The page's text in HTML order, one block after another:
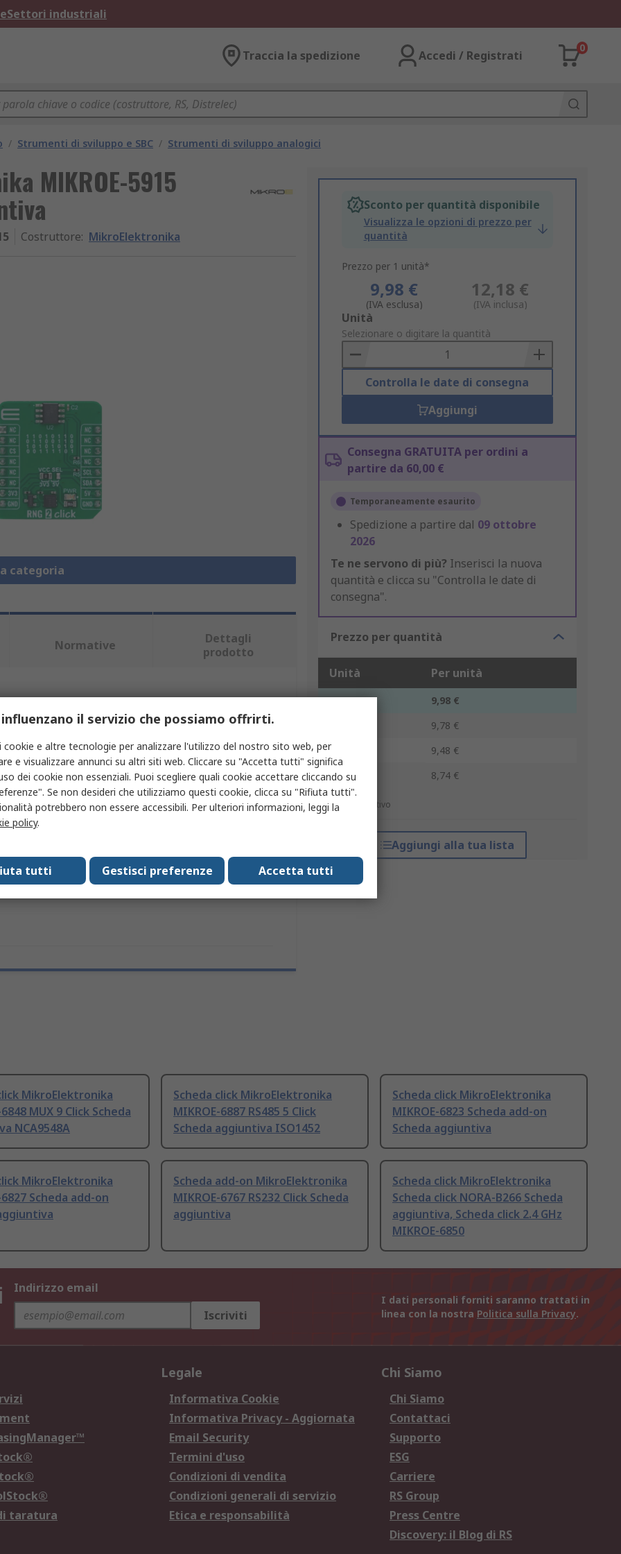
Settori industriali
Traccia la spedizione Accedi / Registrati
0
/ Strumenti di sviluppo e SBC / Strumenti di sviluppo analogici
MIKROE-5915
Costruttore: MikroElektronika
categoria
Sconto per quantità disponibile
Visualizza le opzioni di prezzo per
quantità
Prezzo per 1 unità*
9,98 €
(IVA esclusa)
12,18 €
(IVA inclusa)
Add
to
Basket
Unità
Selezionare o digitare la quantità
Controlla le date di consegna
Aggiungi
Consegna GRATUITA per ordini a
partire da 60,00 €
Temporaneamente esaurito
Spedizione a partire dal 09 ottobre
2026
Te ne servono di più? Inserisci la nuova
quantità e clicca su "Controlla le date di
consegna".
Prezzo per quantità
Unità Per unità
1 - 9
9,98 €
9,78 €
50 - 99
9,48 €
100 +
8,74 €
*prezzo indicativo
Aggiungi alla tua lista
Normative
Dettagli
prodotto
attributi.
MikroElektronika
Scheda click
kit
MikroElektronika
MUX 9 Click Scheda
NCA9548A
Scheda click MikroElektronika
MIKROE-6887 RS485 5 Click
Scheda aggiuntiva ISO1452
Scheda click MikroElektronika
MIKROE-6823 Scheda add-on
Scheda aggiuntiva
MikroElektronika
Scheda add-on
Scheda add-on MikroElektronika
MIKROE-6767 RS232 Click Scheda
aggiuntiva
Scheda click MikroElektronika
Scheda click NORA-B266 Scheda
aggiuntiva, Scheda click 2.4 GHz
MIKROE-6850
Indirizzo email
Iscriviti
I dati personali forniti saranno trattati in
linea con la nostra Politica sulla Privacy.
taratura
Legale
Informativa Cookie
Informativa Privacy - Aggiornata
Email Security
Termini d'uso
Condizioni di vendita
Condizioni generali di servizio
Etica e responsabilità
Chi Siamo
Chi Siamo
Contattaci
Supporto
ESG
Carriere
RS Group
Press Centre
Discovery: il Blog di RS
il servizio che possiamo offrirti.
cookie e altre tecnologie per analizzare l'utilizzo del nostro sito web, per
e visualizzare annunci su altri siti web. Cliccare su "Accetta tutti" significa
dei cookie non essenziali. Puoi scegliere quali cookie accettare cliccando su
Se non desideri che utilizziamo questi cookie, clicca su "Rifiuta tutti".
potrebbero non essere accessibili. Per ulteriori informazioni, leggi la
policy.
Accetta tutti
Gestisci preferenze
tutti